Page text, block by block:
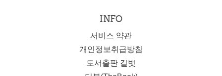
INFO
서비스 약관
개인정보취급방침
도서출판 길벗